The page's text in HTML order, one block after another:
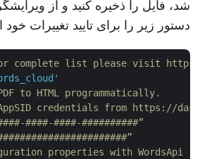
شد، فایل را ذخیره کنید و از
دستور زیر را برای تایید تغییرات خود
For complete list please visit
to HTML programmatically.
AppSID credentials from https://
####-####-##########”
properties with WordsApi